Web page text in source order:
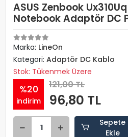
ASUS Zenbook
Notebook Adaptör DC
Marka: LineOn
Kategori: Adaptör DC Kablo
Stok: Tükenmek Üzere
%20
indirim
121,00 TL
96,80 TL
Sepete
Ekle